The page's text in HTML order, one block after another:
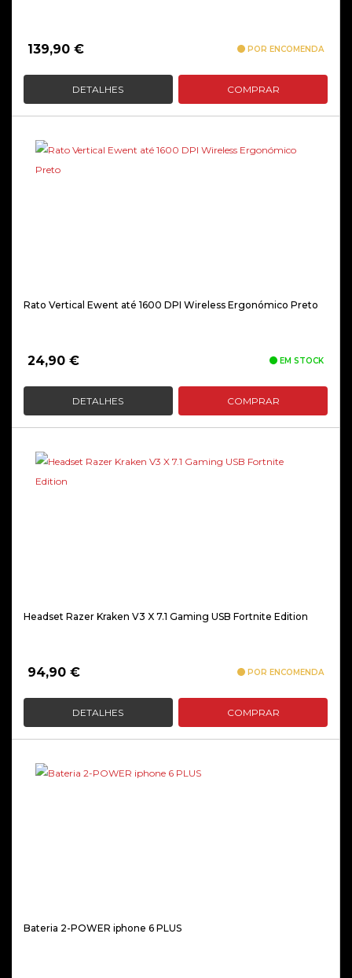
139,90 € POR ENCOMENDA
DETALHES COMPRAR
Rato Vertical Ewent até 1600 DPI Wireless Ergonómico Preto
24,90 € EM STOCK
DETALHES COMPRAR
Headset Razer Kraken V3 X 7.1 Gaming USB Fortnite Edition
94,90 € POR ENCOMENDA
DETALHES COMPRAR
Bateria 2-POWER iphone 6 PLUS